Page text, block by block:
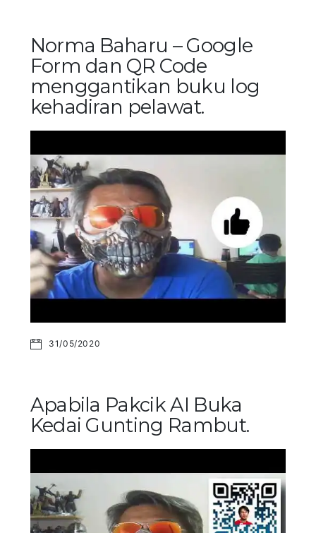
Norma Baharu – Google
Form dan QR Code
menggantikan buku log
kehadiran pelawat.
31/05/2020
Apabila Pakcik AI Buka
Kedai Gunting Rambut.